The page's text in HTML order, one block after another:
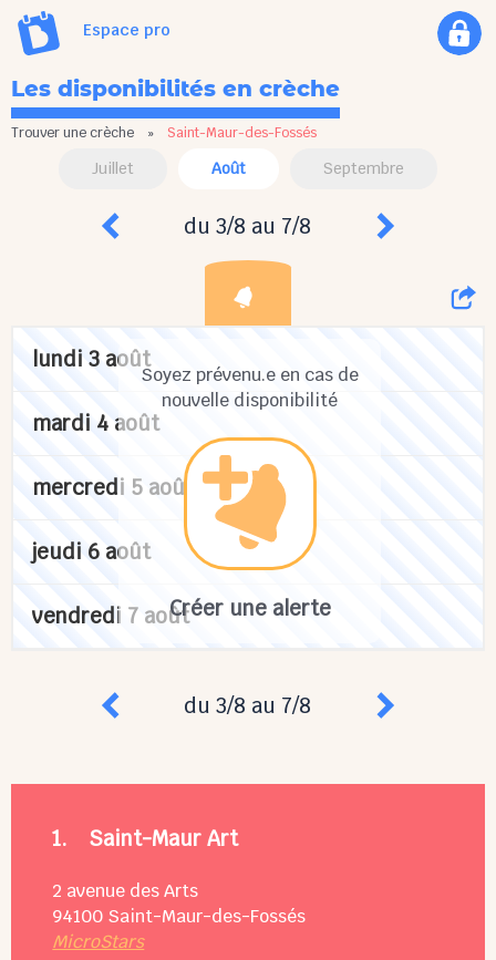
Espace pro
Les disponibilités en crèche
Trouver une crèche » Saint-Maur-des-Fossés
Juillet Août Septembre
du 3/8 au 7/8
Soyez prévenu.e en cas de
nouvelle disponibilité
Créer une alerte
lundi 3 août
mardi 4 août
mercredi 5 août
jeudi 6 août
vendredi 7 août
du 3/8 au 7/8
1. Saint-Maur Art
2 avenue des Arts
94100 Saint-Maur-des-Fossés
MicroStars